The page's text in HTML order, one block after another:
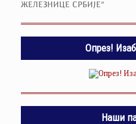
ЖЕЛЕЗНИЦЕ СРБИЈЕ“
Опрез!
Наши